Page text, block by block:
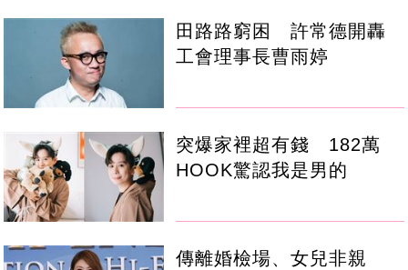
田路路窮困 許常德開轟
工會理事長曹雨婷
突爆家裡超有錢 182萬
HOOK驚認我是男的
傳離婚檢場、女兒非親